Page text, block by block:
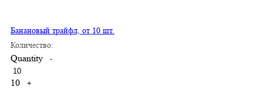
Банановый трайфл, от 10 шт.
Количество:
Quantity -
10 +